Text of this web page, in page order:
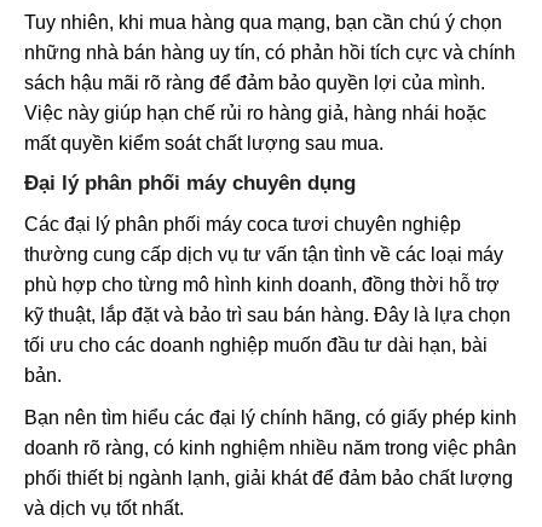
Tuy nhiên, khi mua hàng qua mạng, bạn cần chú ý chọn
những nhà bán hàng uy tín, có phản hồi tích cực và chính
sách hậu mãi rõ ràng để đảm bảo quyền lợi của mình.
Việc này giúp hạn chế rủi ro hàng giả, hàng nhái hoặc
mất quyền kiểm soát chất lượng sau mua.
Đại lý phân phối máy chuyên dụng
Các đại lý phân phối máy coca tươi chuyên nghiệp
thường cung cấp dịch vụ tư vấn tận tình về các loại máy
phù hợp cho từng mô hình kinh doanh, đồng thời hỗ trợ
kỹ thuật, lắp đặt và bảo trì sau bán hàng. Đây là lựa chọn
tối ưu cho các doanh nghiệp muốn đầu tư dài hạn, bài
bản.
Bạn nên tìm hiểu các đại lý chính hãng, có giấy phép kinh
doanh rõ ràng, có kinh nghiệm nhiều năm trong việc phân
phối thiết bị ngành lạnh, giải khát để đảm bảo chất lượng
và dịch vụ tốt nhất.